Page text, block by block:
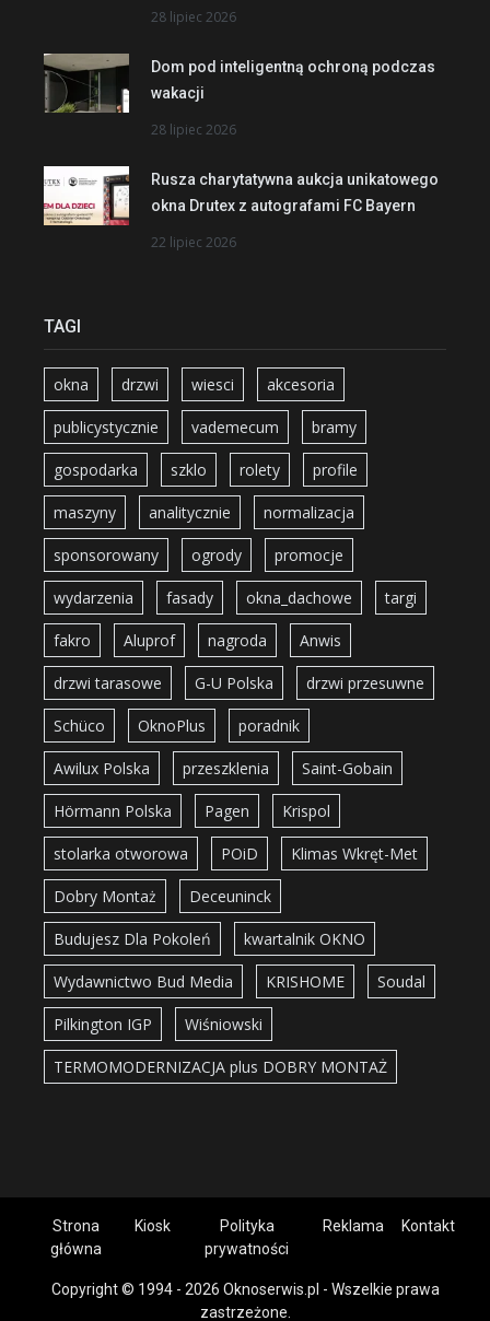
28 lipiec 2026
Dom pod inteligentną ochroną podczas
wakacji
28 lipiec 2026
Rusza charytatywna aukcja unikatowego
okna Drutex z autografami FC Bayern
22 lipiec 2026
TAGI
okna drzwi wiesci akcesoria
publicystycznie vademecum bramy
gospodarka szklo rolety profile
maszyny analitycznie normalizacja
sponsorowany ogrody promocje
wydarzenia fasady okna_dachowe targi
fakro Aluprof nagroda Anwis
drzwi tarasowe G-U Polska drzwi przesuwne
Schüco OknoPlus poradnik
Awilux Polska przeszklenia Saint-Gobain
Hörmann Polska Pagen Krispol
stolarka otworowa POiD Klimas Wkręt-Met
Dobry Montaż Deceuninck
Budujesz Dla Pokoleń kwartalnik OKNO
Wydawnictwo Bud Media KRISHOME Soudal
Pilkington IGP Wiśniowski
TERMOMODERNIZACJA plus DOBRY MONTAŻ
Strona
główna
Kiosk
Polityka
prywatności
Reklama Kontakt
Copyright © 1994 - 2026 Oknoserwis.pl - Wszelkie prawa
zastrzeżone.